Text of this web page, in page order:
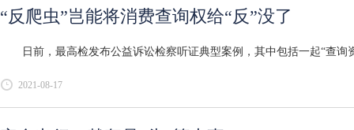
“反爬虫”岂能将消费查询权给“反”没了
日前，最高检发布公益诉讼检察听证典型案例，其中包括一起“查询
2021-08-17